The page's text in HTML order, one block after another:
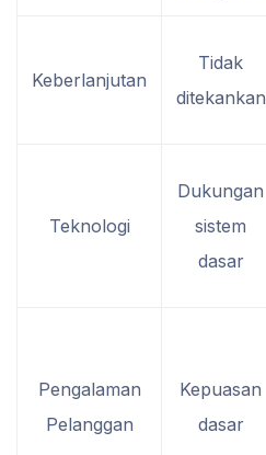
Keberlanjutan
Tidak
ditekankan
Teknologi
Dukungan
sistem
dasar
Pengalaman
Pelanggan
Kepuasan
dasar